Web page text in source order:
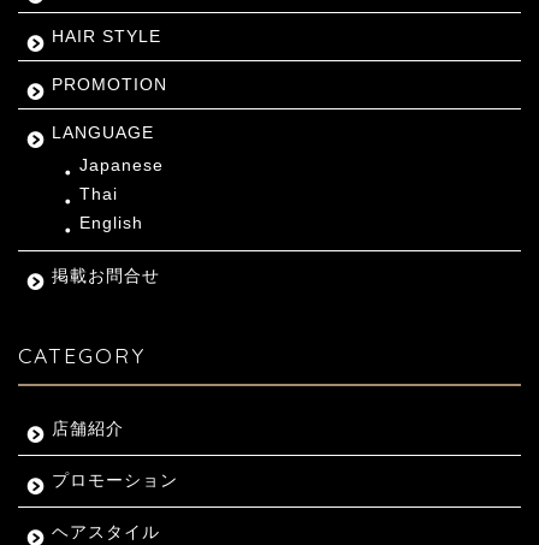
HAIR STYLE
PROMOTION
LANGUAGE
Japanese
Thai
English
掲載お問合せ
CATEGORY
店舗紹介
プロモーション
ヘアスタイル